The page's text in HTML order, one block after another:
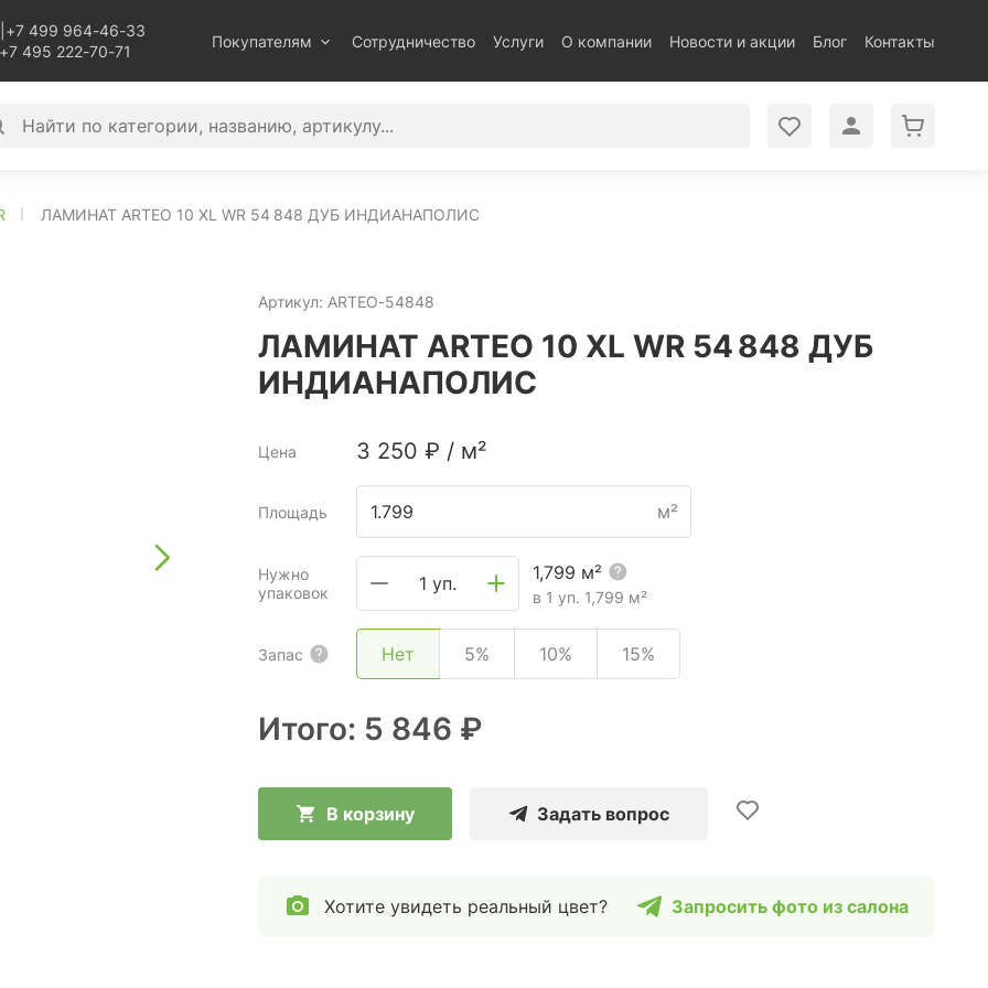
+7 499 964-46-33
+7 495 222-70-71
Покупателям Сотрудничество Услуги О компании Новости и акции Блог Контакты
ЛАМИНАТ ARTEO 10 XL WR 54 848 ДУБ ИНДИАНАПОЛИС
Артикул: ARTEO-54848
ЛАМИНАТ ARTEO 10 XL WR 54 848 ДУБ
ИНДИАНАПОЛИС
Цена 3 250 ₽ / м²
Площадь м²
Нужно
упаковок
1 уп.
1,799 м²
в 1 уп. 1,799 м²
Запас Нет 5% 10% 15%
Итого: 5 846 ₽
В корзину Задать вопрос
Хотите увидеть реальный цвет? Запросить фото из салона